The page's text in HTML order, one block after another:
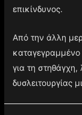
επικίνδυνος.
Από την άλλη
καταγεγραμμένο
για τη
δυσλειτουργίας